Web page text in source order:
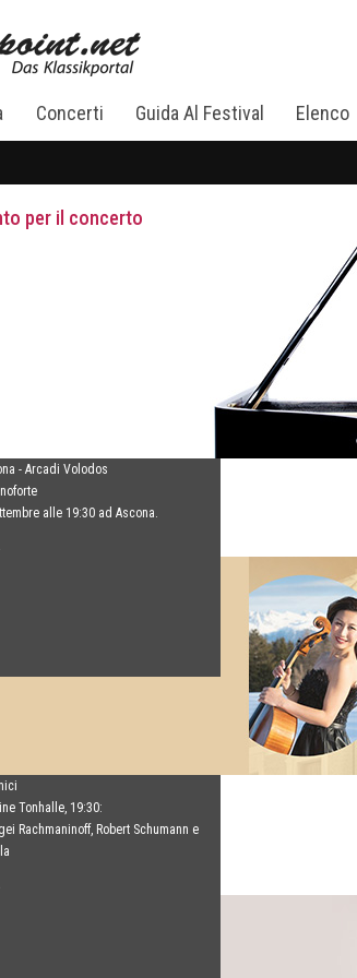
Concerti Guida Al Festival Elenco
per il concerto
- Arcadi Volodos
alle 19:30 ad Ascona.
Tonhalle, 19:30:
Rachmaninoff, Robert Schumann e